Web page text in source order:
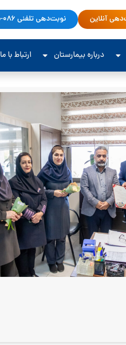
آنلاین نوبت‌دهی تلفنی 086-33405
درباره‌ بیمارستان ارتباط با ما